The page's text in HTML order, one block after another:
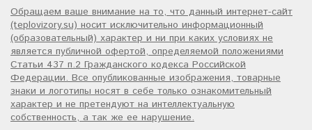
Обращаем ваше внимание на то, что данный интернет-сайт
(teplovizory.su) носит исключительно информационный
(образовательный) характер и ни при каких условиях не
является публичной офертой, определяемой положениями
Статьи 437 п.2 Гражданского кодекса Российской
Федерации. Все опубликованные изображения, товарные
знаки и логотипы носят в себе только ознакомительный
характер и не претендуют на интеллектуальную
собственность, а так же ее нарушение.